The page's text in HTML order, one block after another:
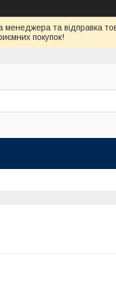
та відправка
покупок!